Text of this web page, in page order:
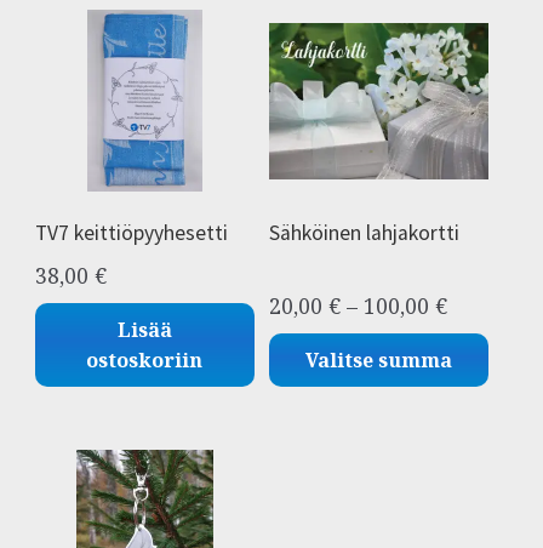
TV7 keittiöpyyhesetti
38,00 €
Lisää
ostoskoriin
Sähköinen lahjakortti
20,00 € – 100,00 €
20,00 €
-
Valitse summa